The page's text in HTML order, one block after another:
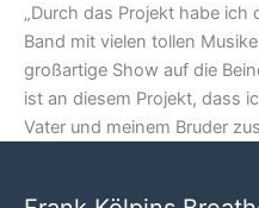
„Durch das Projekt habe
Band mit vielen tollen
großartige Show auf die
ist an diesem Projekt, dass
Vater und meinem Bruder